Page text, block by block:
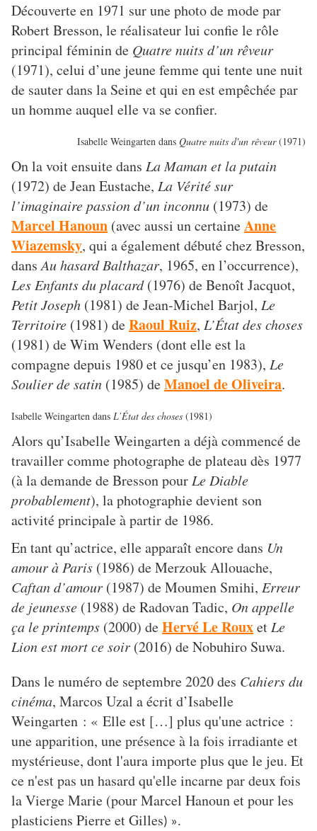
Découverte en 1971 sur une photo de mode par
Robert Bresson, le réalisateur lui confie le rôle
principal féminin de Quatre nuits d’un rêveur
(1971), celui d’une jeune femme qui tente une nuit
de sauter dans la Seine et qui en est empêchée par
un homme auquel elle va se confier.
Isabelle Weingarten dans Quatre nuits d'un rêveur(1971)
On la voit ensuite dans La Maman et la putain
(1972) de Jean Eustache, La Vérité sur
l’imaginaire passion d’un inconnu (1973) de
Marcel Hanoun (avec aussi un certaineAnne
Wiazemsky, qui a également débuté chez Bresson,
dans Au hasard Balthazar, 1965, en l’occurrence),
Les Enfants du placard(1976) de Benoît Jacquot,
Petit Joseph (1981) de Jean-Michel Barjol, Le
Territoire (1981) deRaoul Ruiz, L’État des choses
(1981) de Wim Wenders (dont elle est la
compagne depuis 1980 et ce jusqu’en 1983), Le
Soulier de satin (1985) deManoel de Oliveira.
Isabelle Weingarten dans L’État des choses (1981)
Alors qu’Isabelle Weingarten a déjà commencé de
travailler comme photographe de plateau dès 1977
(à la demande de Bresson pour Le Diable
probablement), la photographie devient son
activité principale à partir de 1986.
En tant qu’actrice, elle apparaît encore dans Un
amour à Paris (1986) de Merzouk Allouache,
Caftan d’amour (1987) de Moumen Smihi, Erreur
de jeunesse (1988) de Radovan Tadic, On appelle
ça le printemps (2000) deHervé Le Rouxet Le
Lion est mort ce soir (2016) de Nobuhiro Suwa.
Dans le numéro de septembre 2020 des Cahiers du
cinéma, Marcos Uzal a écrit d’Isabelle
Weingarten : « Elle est […] plus qu'une actrice :
une apparition, une présence à la fois irradiante et
mystérieuse, dont l'aura importe plus que le jeu. Et
ce n'est pas un hasard qu'elle incarne par deux fois
la Vierge Marie (pour Marcel Hanoun et pour les
plasticiens Pierre et Gilles) ».